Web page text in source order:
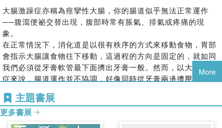
消失，連精力都比發病前還要好。
‧短短2週，17位糖尿病患的「糖尿病足疼痛」就消失了、藥量
減半，其中5位甚至完全停藥。
結合理論基礎、實驗研究與臨床觀察，
效果驚人的抗病飲食策略！
1.找出讓你身體失衡的食物，那些你最習慣的美味，可能正在
製品、小麥（麵包或義大利麵）、巧克力、堅果和花生、雞
蛋、番茄、柑橘類水果、玉米、肉類、咖啡因──請小心！真
改善我們的健康。柏納德博士多年來一直倡導健康營養，現在
他所傳達的訊息開始被重視了。
―William C. Roberts，《美國心臟病學雜誌》主編、貝勒心
血管疾病研究所主任
讀者迴響
★我會看這本書是因為我有嚴重的偏頭痛，藥物毫無用武之
地，讓我幾乎對治療不抱任何希望，然而遵循柏納德醫師的方
法後，我的偏頭痛就完全消失了。我很驚訝，也很興奮，我覺
得我比之前更健康！熱中於騎自行車和跑步的我，一直以為自
己維持良好的體型，但事實上比起自己的最佳紀錄，在16公里
疼痛的四個連接點
避免身體損傷和發炎／阻斷痛覺傳遞／增強耐痛度
Part1動脈阻塞
Chapter 1維持血管暢通，背部更輕鬆
震驚的發現！背痛有可能是飲食引起的
椎間盤破裂和退化壓迫神經
不要輕易進行手術／堵塞的腰椎動脈
吃對食物，能避免椎間盤和脊椎骨退化
疏通動脈的飲食／具止痛效果的天然藥草／多活動！別臥床休
大腸激躁症亦稱為痙攣性大腸，你的腸道似乎無法正常運作
──腹瀉便祕交替出現，腹部時常有脹氣、排氣或疼痛的現
象。
在正常情況下，消化道是以很有秩序的方式來移動食物，胃部
會指示大腸讓食物往下移動，這過程的方向是固定的，就如同
我們必須從牙膏軟管最下面擠出牙膏一般。然而，以大腸激躁
症來說，腸道運作並不協調，好像同時從牙膏兩邊擠壓一樣。
他會詢問你是否有下列這些現象：排氣多、脹氣、排便習慣改
變、解便完隨即消失的腹痛；同時也會檢查你是否患有克隆氏
症、潰瘍性結腸炎、憩室炎、吸收不良症、糖尿病或甲狀腺機
More
主題書展
更多書展